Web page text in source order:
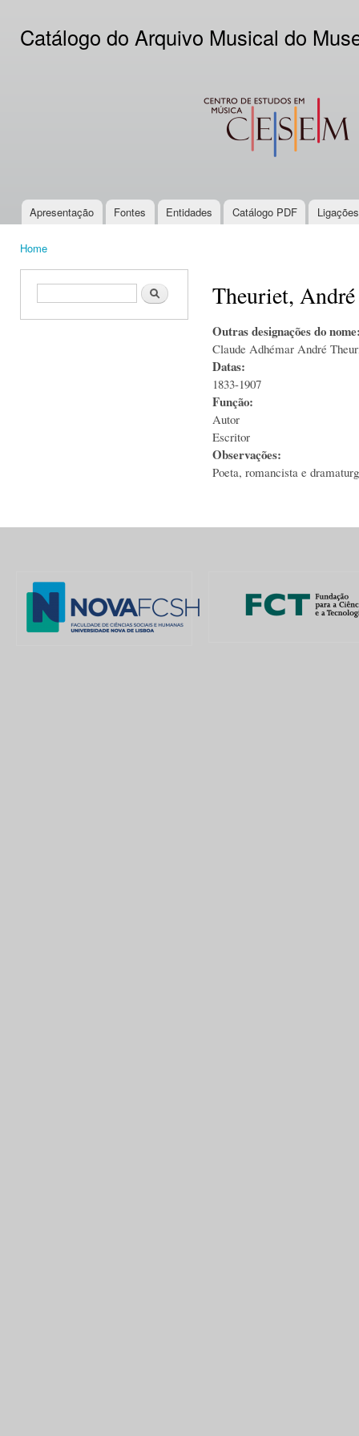
Catálogo do Arquivo Musical do
CESEM
Main menu
Apresentação Fontes Entidades Catálogo PDF
Home
Search form Search Theuriet, André
Outras designações do
Claude Adhémar André
Datas:
1833-1907
Função:
Autor
Escritor
Observações:
Poeta, romancista e